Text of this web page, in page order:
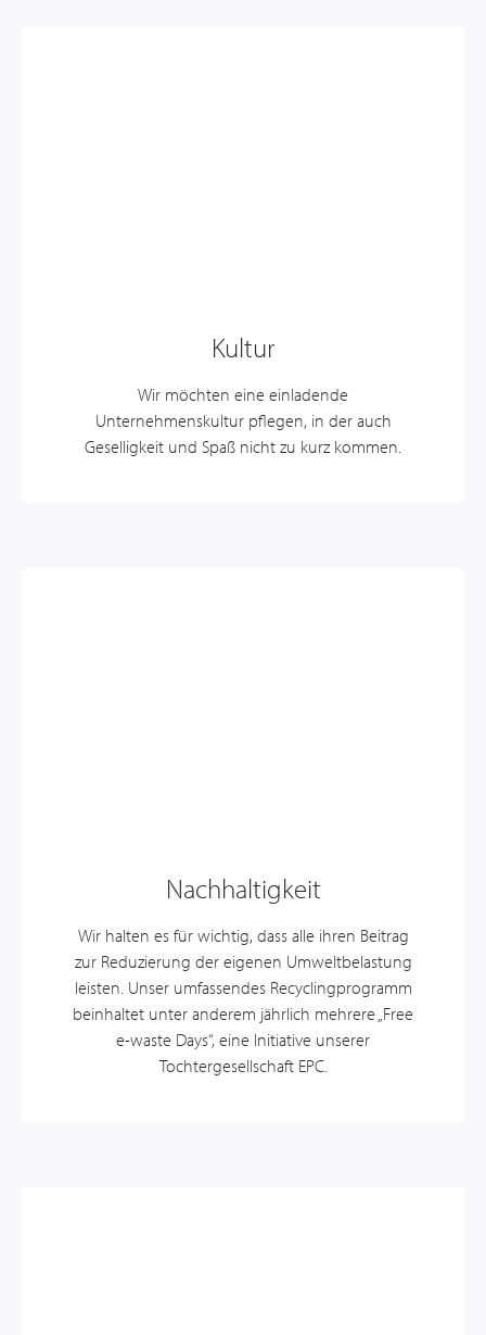
Kultur
Wir möchten eine einladende
Unternehmenskultur pflegen, in der auch
Geselligkeit und Spaß nicht zu kurz kommen.
Nachhaltigkeit
Wir halten es für wichtig, dass alle ihren Beitrag
zur Reduzierung der eigenen Umweltbelastung
leisten. Unser umfassendes Recyclingprogramm
beinhaltet unter anderem jährlich mehrere „Free
e-waste Days“, eine Initiative unserer
Tochtergesellschaft EPC.